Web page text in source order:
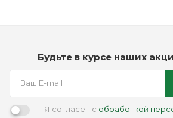
Будьте в курсе наших
Я согласен с обработкой